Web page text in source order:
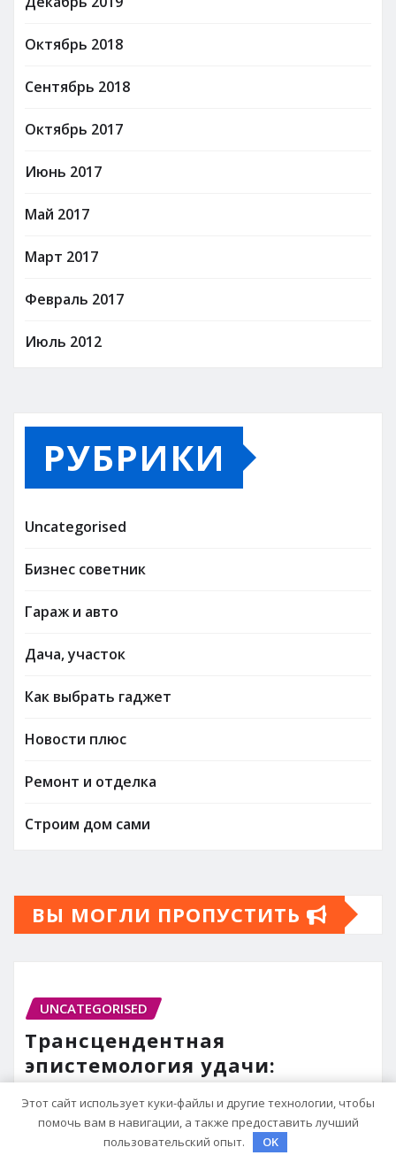
Октябрь 2018
Сентябрь 2018
Октябрь 2017
Июнь 2017
Май 2017
Март 2017
Февраль 2017
Июль 2012
РУБРИКИ
Uncategorised
Бизнес советник
Гараж и авто
Дача, участок
Как выбрать гаджет
Новости плюс
Ремонт и отделка
Строим дом сами
ВЫ МОГЛИ ПРОПУСТИТЬ
UNCATEGORISED
Трансцендентная
эпистемология удачи:
стохастический резонанс
оптимизации сна при уровне
активации
Этот сайт использует куки-файлы и другие технологии, чтобы
помочь вам в навигации, а также предоставить лучший
пользовательский опыт.
OK